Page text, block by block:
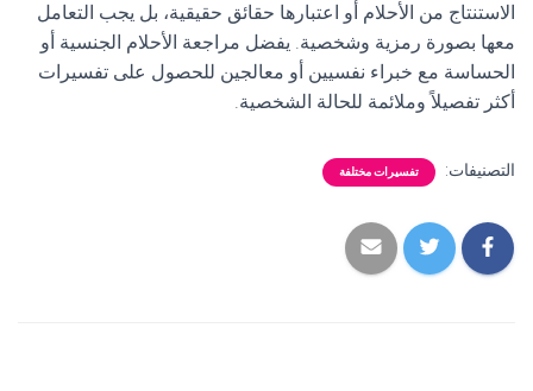
الاستنتاج من الأحلام أو اعتبارها حقائق حقيقية، بل يجب التعامل
معها بصورة رمزية وشخصية. يفضل مراجعة الأحلام الجنسية أو
الحساسة مع خبراء نفسيين أو معالجين للحصول على تفسيرات
أكثر تفصيلاً وملائمة للحالة الشخصية.
التصنيفات: تفسيرات مختلفة